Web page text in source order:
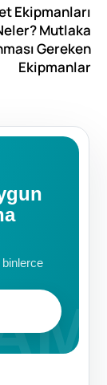
Ekipmanları
Mutlaka
Gereken
Ekipmanlar